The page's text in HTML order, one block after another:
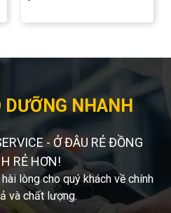
ắc quy ô tô chính hãng, giá
DƯỠNG NHANH
- Ở ĐÂU RẺ ĐỒNG
RẺ HƠN!
lòng cho quý khách về chính
và chất lượng.